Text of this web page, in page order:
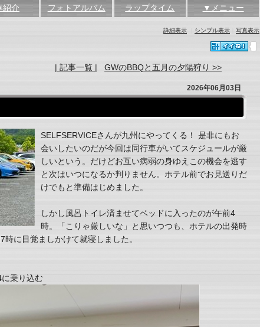
紹介 フォトアルバム ラップタイム ▼メニュー
詳細表示 シンプル表示 写真表示
| 記事一覧 | GWのBBQと五月の夕陽狩り >>
2026年06月03日
SELFSERVICEさんが九州にやってくる！ 是非にもお
会いしたいのだが今回は同行車がいてスケジュールが厳
しいという。だけどお互い病弱の身ゆえこの機会を逃す
と次はいつになるか判りません。ホテル前でお見送りだ
けでもと準備はじめました。
しかし風呂トイレ済ませてベッドに入ったのが午前4
時。「こりゃ厳しいな」と思いつつも、ホテルの出発時
時に目覚ましかけて就寝しました。
乗り込む